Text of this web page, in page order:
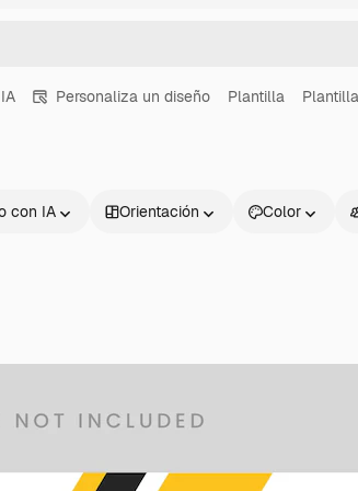
Personaliza un diseño Plantilla
con IA Orientación Color
Productos Información útil